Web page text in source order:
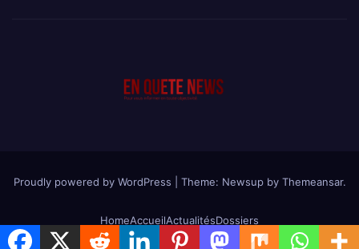
Proudly powered by WordPress Theme: Newsup by Themeansar.
HomeAccueilActualitésDossiers